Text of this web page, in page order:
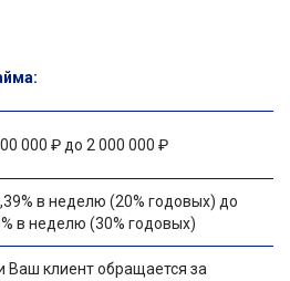
000 ₽ до 2 000 000 ₽
в неделю (20% годовых) до
в неделю (30% годовых)
Ваш клиент обращается за